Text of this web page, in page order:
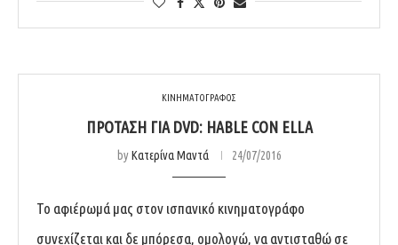
ΚΙΝΗΜΑΤΟΓΡΑΦΟΣ
ΠΡΌΤΑΣΗ ΓΙΑ DVD: HABLE CON ELLA
byΚατερίνα Μαντά 24/07/2016
Το αφιέρωμά μας στον ισπανικό κινηματογράφο
συνεχίζεται και δε μπόρεσα, ομολογώ, να αντισταθώ σε